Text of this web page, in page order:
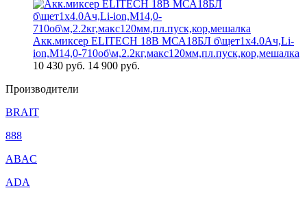
Акк.миксер ELITECH 18В МСА18БЛ б\щет1х4.0Ач,Li-
ion,М14,0-710об\м,2.2кг,макс120мм,пл.пуск,кор,мешалка
10 430 руб. 14 900 руб.
Производители
BRAIT
888
ABAC
ADA